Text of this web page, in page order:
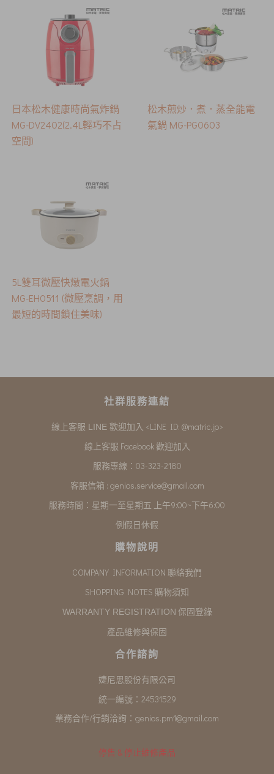
日本松木健康時尚氣炸鍋
MG-DV2402(2.4L輕巧不占
空間)
松木煎炒．煮．蒸全能電
氣鍋 MG-PG0603
5L雙耳微壓快燉電火鍋
MG-EH0511 (微壓烹調，用
最短的時間鎖住美味)
社群服務連結
線上客服 LINE 歡迎加入 <LINE ID: @matric.jp>
線上客服 Facebook 歡迎加入
服務專線：03-323-2180
客服信箱 : genios.service@gmail.com
服務時間：星期一至星期五 上午9:00~下午6:00
例假日休假
購物說明
COMPANY INFORMATION 聯絡我們
SHOPPING NOTES 購物須知
WARRANTY REGISTRATION 保固登錄
產品維修與保固
合作諮詢
婕尼思股份有限公司
統一編號：24531529
業務合作/行銷洽詢： genios.pm1@gmail.com
停售 & 停止維修產品